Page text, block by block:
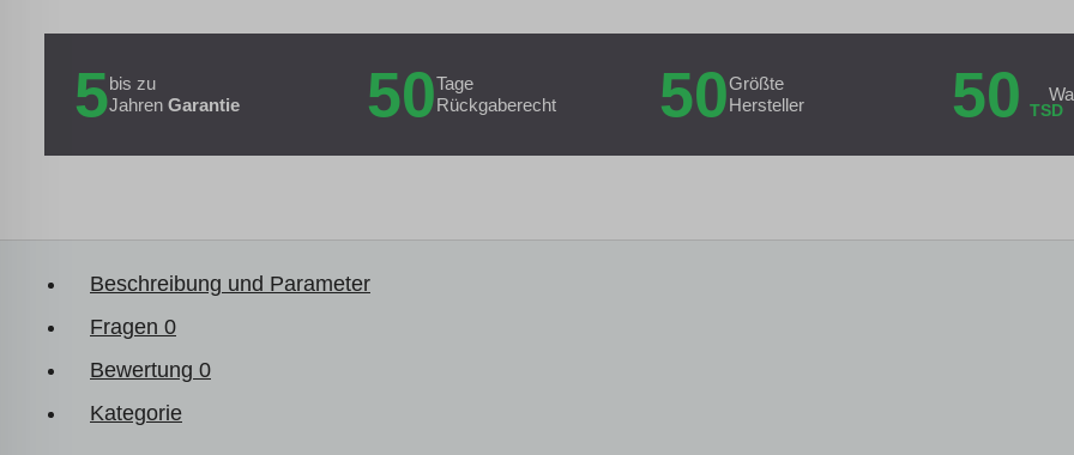
5bis zu
Jahren Garantie 50Tage
Rückgaberecht
50Größte
Hersteller
50 TSD
Beschreibung und Parameter
Fragen 0
Bewertung 0
Kategorie